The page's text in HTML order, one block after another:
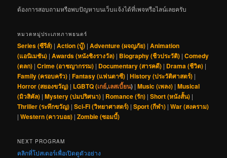
ต้องการสอบถามหรือพบปัญหาบนเว็บแจ้งได้ที่เพจหรือไลน์เลยครับ
หมวดหมู่ประเภทภาพยนตร์
Series (ซีรีส์) |Action (บู๊) |Adventure (ผจญภัย) |Animation
(แอนิเมชัน) |Awards (หนังชิงรางวัล) | Biography (ชีวประวัติ) |Comedy
(ตลก) |Crime (อาชญากรรม) | Documentary (สารคดี) | Drama (ชีวิต) |
Family (ครอบครัว) |Fantasy (แฟนตาซี) |History (ประวัติศาสตร์) |
Horror (สยองขวัญ) | LGBTQ (เกย์,เลสเบี้ยน) |Music (เพลง) |Musical
(มิวสิคัล) |Mystery (ปมปริศนา) | Romance (รัก) |Short (หนังสั้น) |
Thriller (ระทึกขวัญ) |Sci-Fi (วิทยาศาสตร์) |Sport (กีฬา) |War (สงคราม)
|Western (คาวบอย) |Zombie (ซอมบี้)
NEXT PROGRAM
คลิกที่โปสเตอร์เพื่อเปิดดูตัวอย่าง